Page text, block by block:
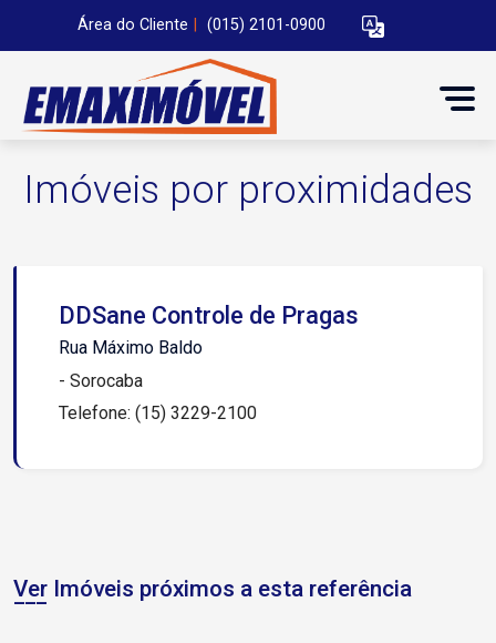
Área do Cliente (015) 2101-0900
Imóveis por proximidades
DDSane Controle de Pragas
Rua Máximo Baldo
- Sorocaba
Telefone: (15) 3229-2100
Ver Imóveis próximos a esta referência